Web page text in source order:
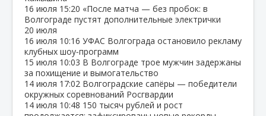
16 июля 15:20 «После матча — без пробок: в
Волгограде пустят дополнительные электрички
20 июля
16 июля 10:16 УФАС Волгограда остановило рекламу
клубных шоу‑программ
15 июля 10:03 В Волгограде трое мужчин задержаны
за похищение и вымогательство
14 июля 17:02 Волгоградские сапёры — победители
окружных соревнований Росгвардии
14 июля 10:48 150 тысяч рублей и рост